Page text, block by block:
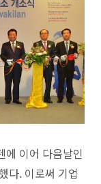
에 이어 다음날인
다. 이로써 기업